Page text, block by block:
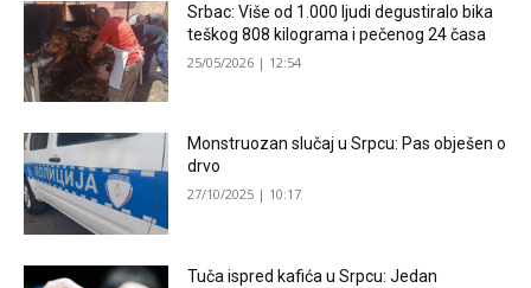
Srbac: Više od 1.000 ljudi degustiralo bika
teškog 808 kilograma i pečenog 24 časa
25/05/2026 | 12:54
Monstruozan slučaj u Srpcu: Pas obješen o
drvo
27/10/2025 | 10:17
Tuča ispred kafića u Srpcu: Jedan